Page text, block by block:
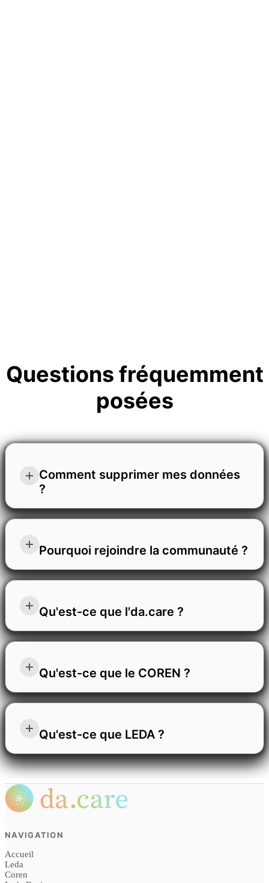
Questions fréquemment
posées
Comment supprimer mes données
?
menu latéral, cliquez sur l'icône de l'engrenage des
paramètres, sélectionnez "Contrôles des données",
puis choisissez l'option dont vous avez besoin.
Pourquoi rejoindre la communauté ?
avenir fondé sur l'attention, la confiance et
l'autonomisation. Cela vous donne accès à des outils
qui protègent ce qui compte, augmentent votre
être personnel. Notre communauté est un lieu où la
membre est valorisé et où vous pouvez évoluer en
restant fidèle à vos valeurs, à votre objectif et à
vous-même.
Qu'est-ce que l'da.care ?
naturels qui apportent équilibre et liberté à chacun.
Le bien-être est au cœur de tout ce que nous faisons.
Nous développons des produits et des services
la force d’une société se mesure à l’aide qu’elle
approche axée sur la nature favorise l’harmonie
entre le corps, l’esprit et l’âme, pour un mode de vie
sain et durable. Dans un monde régi par les données,
derrière elles, en préservant vos traces numériques.
Qu'est-ce que le COREN ?
équitable et éthique dans tous les environnements
numériques. Votre travail mérite une véritable
visibilité sur toutes les technologies, du web
traditionnel au nouveau monde de la recherche et de
la découverte intelligentes. Que vous soyez un
praticien qualifié, un plombier de confiance ou un
crédibilité méritée et à un classement transparent, en
vous mettant en relation avec les personnes qui ont
Qu'est-ce que LEDA ?
Leda C'est le système de confiance qui vous apporte
toutes les réponses pour votre vie, votre travail et les
personnes qui comptent le plus pour vous. Pour tout
l'attention. LEDA est bien plus qu'une simple
application : elle s'intègre à votre mode de vie. Elle
crée un espace qui protège ce qui vous est cher, met
NAVIGATION
Accueil
Leda
Coren